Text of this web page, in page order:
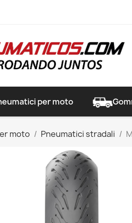
per moto
moto Pneumatici stradali